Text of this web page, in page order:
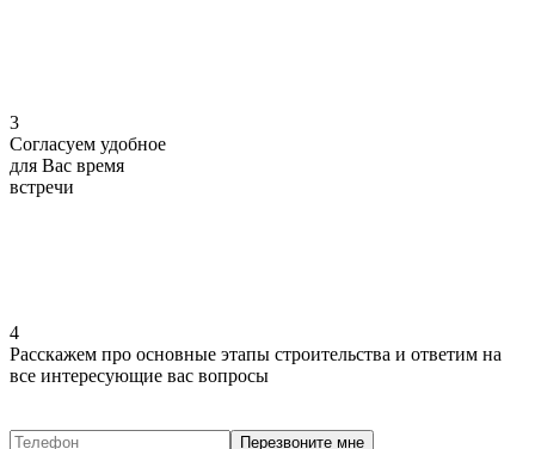
3
Согласуем удобное
для Вас время
встречи
4
Расскажем про основные этапы строительства и ответим на
все интересующие вас вопросы